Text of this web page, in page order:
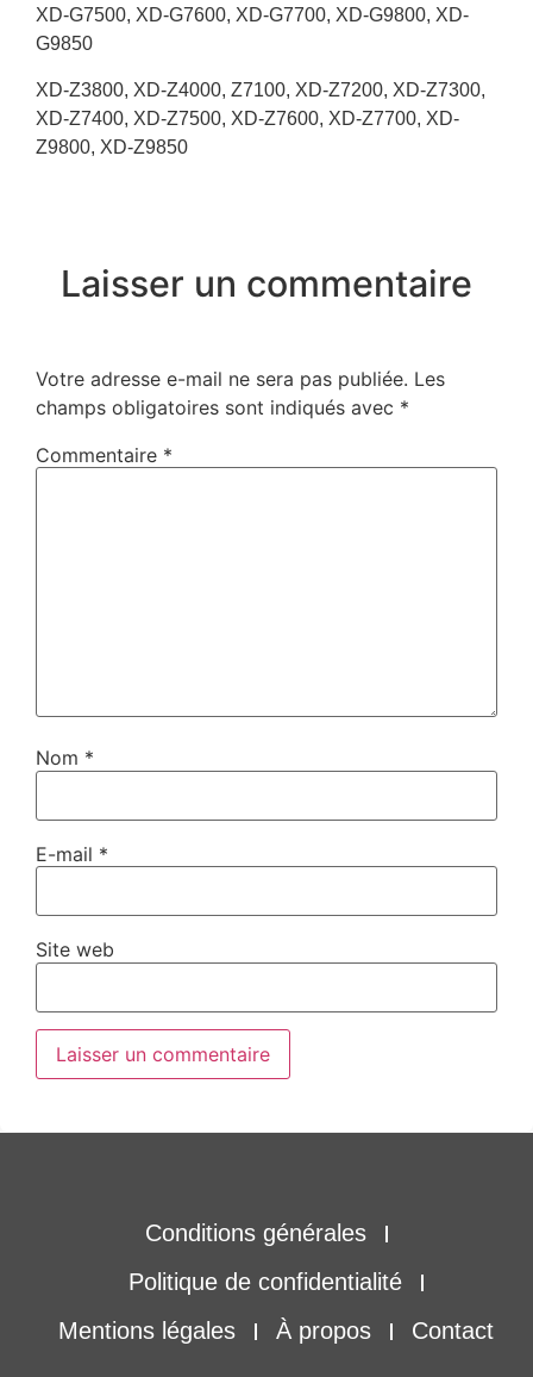
XD-G7500, XD-G7600, XD-G7700, XD-G9800, XD-
G9850
XD-Z3800, XD-Z4000, Z7100, XD-Z7200, XD-Z7300,
XD-Z7400, XD-Z7500, XD-Z7600, XD-Z7700, XD-
Z9800, XD-Z9850
Laisser un commentaire
Votre adresse e-mail ne sera pas publiée. Les
champs obligatoires sont indiqués avec *
Commentaire *
Nom *
E-mail *
Site web
Conditions générales
Politique de confidentialité
Mentions légales
À propos Contact